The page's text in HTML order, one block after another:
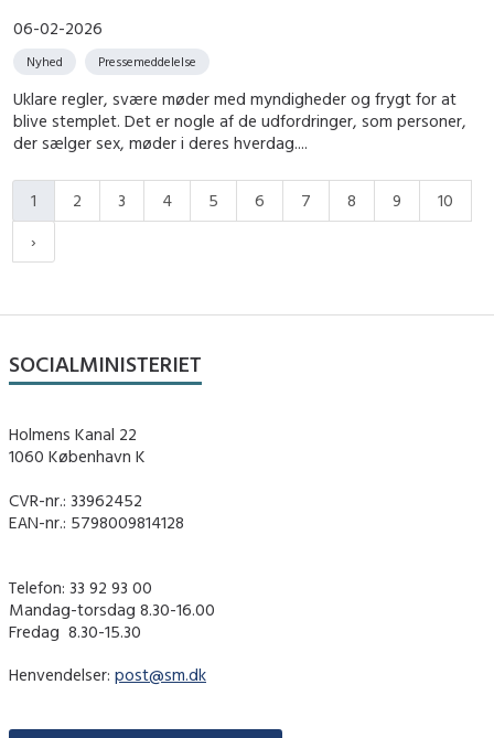
06-02-2026
Nyhed Pressemeddelelse
Uklare regler, svære møder med myndigheder og frygt for at
blive stemplet. Det er nogle af de udfordringer, som personer,
der sælger sex, møder i deres hverdag....
1 2 3 4 5 6 7 8 9 10
SOCIALMINISTERIET
Holmens Kanal 22
1060 København K
CVR-nr.: 33962452
EAN-nr.: 5798009814128
Telefon: 33 92 93 00
Mandag-torsdag 8.30-16.00
Fredag ​ 8.30-15.30
Henvendelser: post@sm.dk